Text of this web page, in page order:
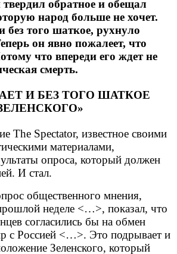
обратное и обещал
народ больше не хочет.
без того шаткое, рухнуло
он явно пожалеет, что
что впереди его ждет не
смерть.
И БЕЗ ТОГО ШАТКОЕ
The Spectator, известное своими
материалами,
опроса, который должен
И стал.
общественного мнения,
неделе <…>, показал, что
согласились бы на обмен
с Россией <…>. Это подрывает и
Зеленского, который